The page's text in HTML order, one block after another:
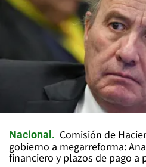
Nacional
Comisión de
gobierno a megarreforma:
financiero y plazos de pago a